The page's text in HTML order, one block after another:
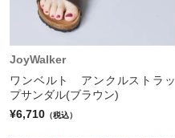
JoyWalker
ワンベルト アンクルストラッ
プサンダル(ブラウン)
¥6,710 （税込）